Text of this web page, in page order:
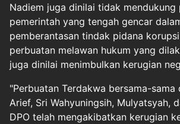
Nadiem juga dinilai tidak mendukung
pemerintah yang tengah gencar
pemberantasan tindak pidana
perbuatan melawan hukum yang
juga dinilai menimbulkan kerugian
"Perbuatan Terdakwa bersama-sama
Arief, Sri Wahyuningsih, Mulyatsyah,
DPO telah mengakibatkan kerugian